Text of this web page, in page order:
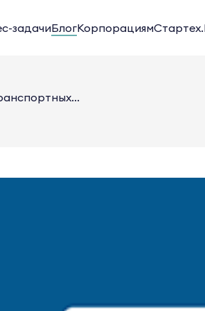
задачиБлогКорпорациям